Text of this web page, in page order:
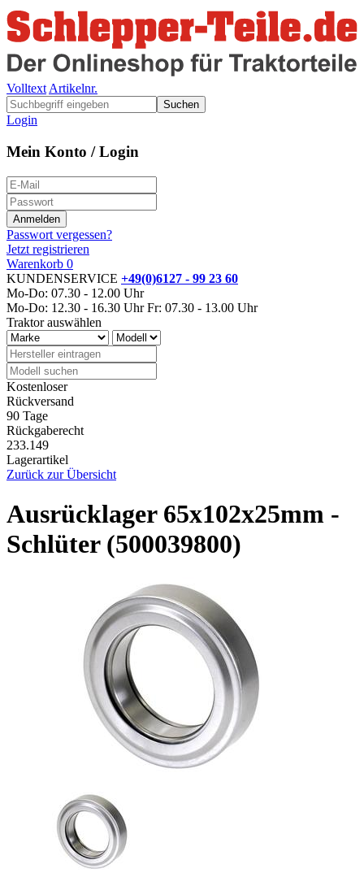
Volltext Artikelnr.
Suchen
Login
Mein Konto / Login
Passwort vergessen?
Jetzt registrieren
Warenkorb 0
KUNDENSERVICE +49(0)6127 - 99 23 60
Mo-Do: 07.30 - 12.00 Uhr
Mo-Do: 12.30 - 16.30 Uhr Fr: 07.30 - 13.00 Uhr
Traktor auswählen
Kostenloser
Rückversand
90 Tage
Rückgaberecht
233.149
Lagerartikel
Zurück zur Übersicht
Ausrücklager 65x102x25mm -
Schlüter (500039800)